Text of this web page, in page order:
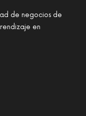
de negocios de
en